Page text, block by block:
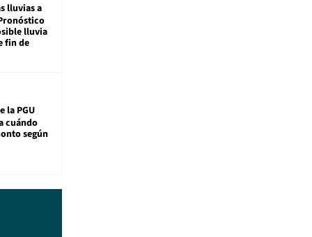
lluvias a
lluvia
fin de
la PGU
cuándo
según